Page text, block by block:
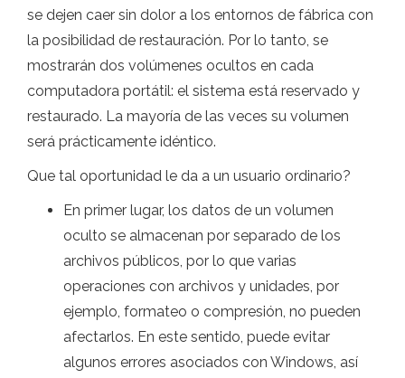
se dejen caer sin dolor a los entornos de fábrica con
la posibilidad de restauración. Por lo tanto, se
mostrarán dos volúmenes ocultos en cada
computadora portátil: el sistema está reservado y
restaurado. La mayoría de las veces su volumen
será prácticamente idéntico.
Que tal oportunidad le da a un usuario ordinario?
En primer lugar, los datos de un volumen
oculto se almacenan por separado de los
archivos públicos, por lo que varias
operaciones con archivos y unidades, por
ejemplo, formateo o compresión, no pueden
afectarlos. En este sentido, puede evitar
algunos errores asociados con Windows, así